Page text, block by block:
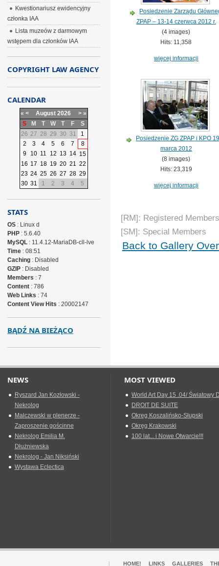
Posiedzenie Zarządu
ZPAP – 13-14 czerwca 2012 r.
(4 images)
Hits: 11,358
więcej informacji
Posiedzenie ZG ZPAP i KPO
marca 2012
(8 images)
Hits: 23,319
więcej informacji
[RM]: Registered
[SM]: Special Members
Back to Gallery
Kwestionariusz ewidencyjny
członka IAA
Lista muzeów z darmowym
wstępem dla członków IAA
COPYRIGHT LAW AGENCY
CALENDAR
« < August 2026 > »
S
M T W T F
S
26 27 28 29 30 31
1
2
3 4 5 6 7
8
9
10 11 12 13 14 15
16 17 18 19 20 21 22
23 24 25 26 27 28 29
30 31 1 2 3 4 5
STATS
OS: Linux d
PHP: 5.6.40
MySQL: 11.4.12-MariaDB-cll-lve
Time: 08:51
Caching: Disabled
GZIP: Disabled
Members : 7
Content: 786
Web Links : 74
Content View Hits : 20002147
BĄDŹ NA BIEŻĄCO
NEWS
Ryszard Jan Kozłowski -
Nekrolog
Malczewski w plenerze -
Zaproszenie gościnne
Nekrolog Emilia M.
Dłużniewska
Nekrolog - Jan Niksiński
Wystawa Eclectica
MOST VIEWED
World Art Day 15 .04/ Światowy
DROIT DE SUITE
Okreg Koszalińsko-Słupski
Okręg Krakowski
100 lat... i Nowe Otwarcie!!!
HOME! LINKS GALLERIES